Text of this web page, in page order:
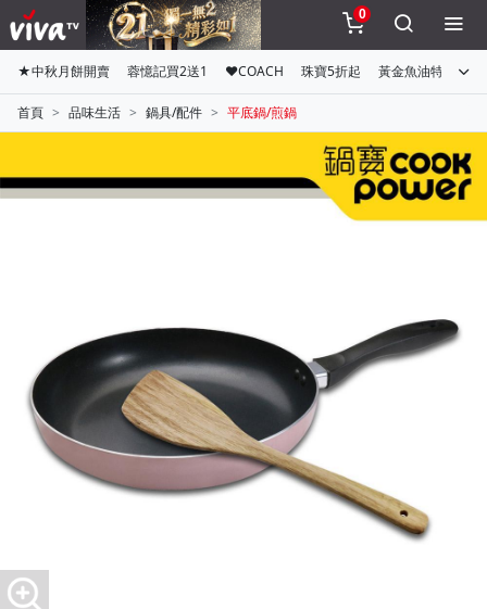
0
★中秋月餅開賣 蓉憶記買2送1 ♥COACH 珠寶5折起 黃金魚油特惠組
首頁 品味生活 鍋具/配件 平底鍋/煎鍋